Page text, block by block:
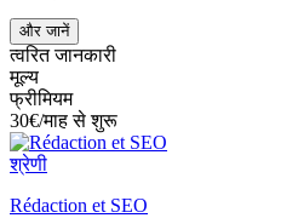
और जानें
त्वरित जानकारी
मूल्य
फ्रीमियम
30€/माह से शुरू
श्रेणी
Rédaction et SEO